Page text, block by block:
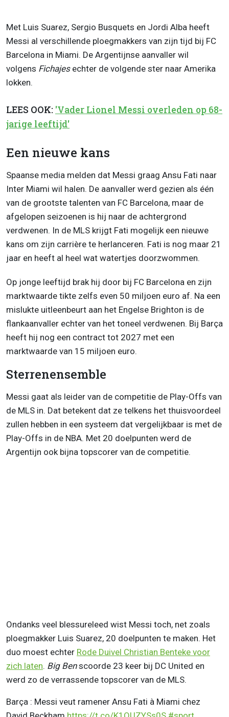
Met Luis Suarez, Sergio Busquets en Jordi Alba heeft
Messi al verschillende ploegmakkers van zijn tijd bij FC
Barcelona in Miami. De Argentijnse aanvaller wil
volgens Fichajesechter de volgende ster naar Amerika
lokken.
LEES OOK: 'Vader Lionel Messi overleden op 68-
jarige leeftijd'
Een nieuwe kans
Spaanse media melden dat Messi graag Ansu Fati naar
Inter Miami wil halen. De aanvaller werd gezien als één
van de grootste talenten van FC Barcelona, maar de
afgelopen seizoenen is hij naar de achtergrond
verdwenen. In de MLS krijgt Fati mogelijk een nieuwe
kans om zijn carrière te herlanceren. Fati is nog maar 21
jaar en heeft al heel wat watertjes doorzwommen.
Op jonge leeftijd brak hij door bij FC Barcelona en zijn
marktwaarde tikte zelfs even 50 miljoen euro af. Na een
mislukte uitleenbeurt aan het Engelse Brighton is de
flankaanvaller echter van het toneel verdwenen. Bij Barça
heeft hij nog een contract tot 2027 met een
marktwaarde van 15 miljoen euro.
Sterrenensemble
Messi gaat als leider van de competitie de Play-Offs van
de MLS in. Dat betekent dat ze telkens het thuisvoordeel
zullen hebben in een systeem dat vergelijkbaar is met de
Play-Offs in de NBA. Met 20 doelpunten werd de
Argentijn ook bijna topscorer van de competitie.
Ondanks veel blessureleed wist Messi toch, net zoals
ploegmakker Luis Suarez, 20 doelpunten te maken. Het
duo moest echter Rode Duivel Christian Benteke voor
zich laten. Big Benscoorde 23 keer bij DC United en
werd zo de verrassende topscorer van de MLS.
Barça : Messi veut ramener Ansu Fati à Miami chez